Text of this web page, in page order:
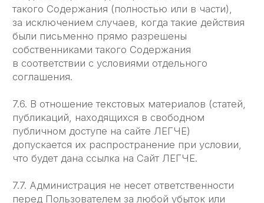
Разработчик отечественного ПО
Лицензионный
Информация
о правообладателе
Юридические сведения
Документы
О нас
Меню
Телефон
Почта
Реестровая запись №28576 от
23.06.2025